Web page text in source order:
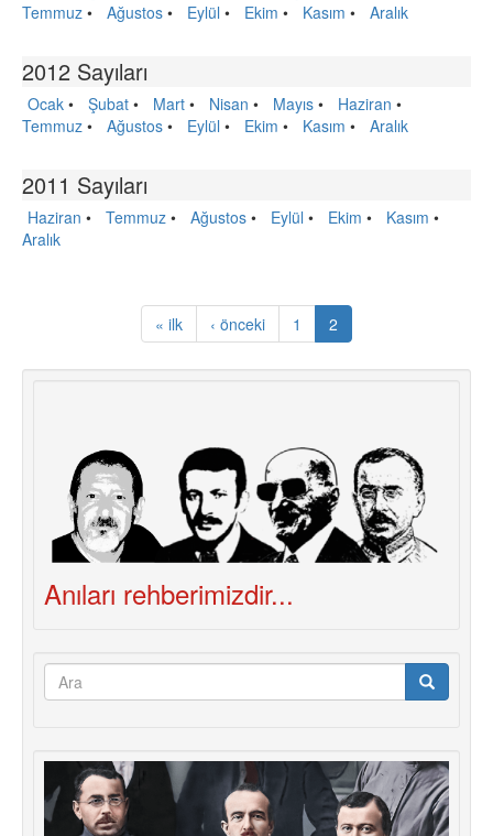
Temmuz • Ağustos • Eylül • Ekim • Kasım • Aralık
2012 Sayıları
Ocak • Şubat • Mart • Nisan • Mayıs • Haziran •
Temmuz • Ağustos • Eylül • Ekim • Kasım • Aralık
2011 Sayıları
Haziran • Temmuz • Ağustos • Eylül • Ekim • Kasım •
Aralık
« ilk ‹ önceki 1 2
Anıları rehberimizdir...
Arama